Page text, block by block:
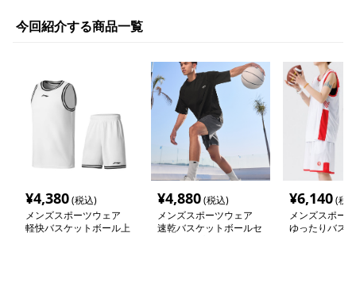
今回紹介する商品一覧
¥4,380(税込)
メンズスポーツウェア
軽快バスケットボール上
¥4,880(税込)
メンズスポーツウェア
速乾バスケットボールセ
¥6,140(税
メンズスポー
ゆったりバス